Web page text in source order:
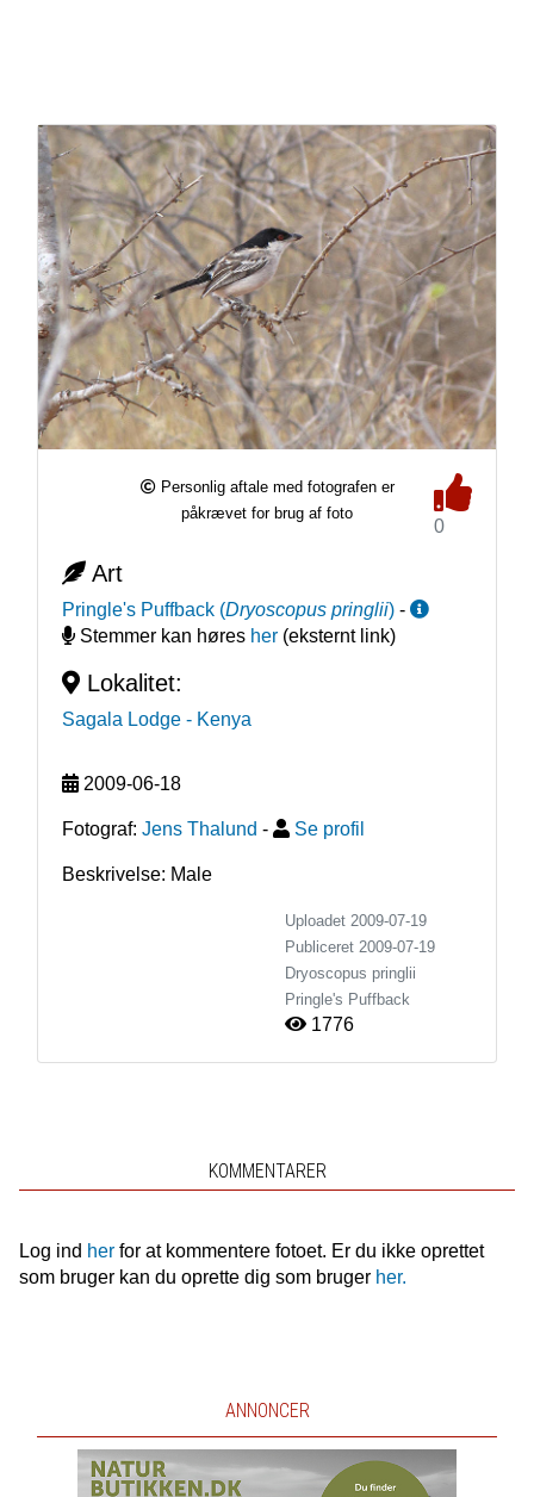
Personlig aftale med fotografen er
påkrævet for brug af foto
0
Art
Pringle's Puffback (Dryoscopus pringlii) -
Stemmer kan høres her(eksternt link)
Lokalitet:
Sagala Lodge - Kenya
2009-06-18
Fotograf: Jens Thalund - Se profil
Beskrivelse: Male
Uploadet 2009-07-19
Publiceret 2009-07-19
Dryoscopus pringlii
Pringle's Puffback
1776
KOMMENTARER
Log ind herfor at kommentere fotoet. Er du ikke oprettet
som bruger kan du oprette dig som bruger her.
ANNONCER